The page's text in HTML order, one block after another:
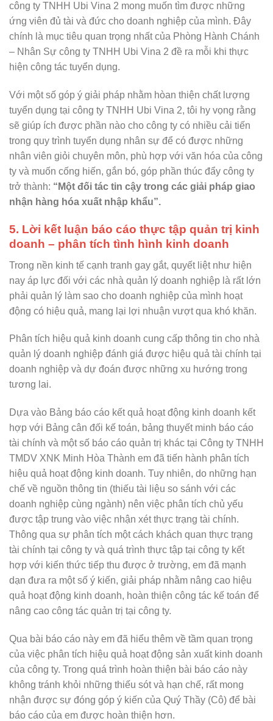
công ty TNHH Ubi Vina 2 mong muốn tìm được những
ứng viên đủ tài và đức cho doanh nghiệp của mình. Đây
chính là mục tiêu quan trọng nhất của Phòng Hành Chánh
– Nhân Sự công ty TNHH Ubi Vina 2 đề ra mỗi khi thực
hiện công tác tuyển dụng.
Với một số góp ý giải pháp nhằm hòan thiện chất lượng
tuyển dụng tại công ty TNHH Ubi Vina 2, tôi hy vọng rằng
sẽ giúp ích được phần nào cho công ty có nhiều cải tiến
trong quy trình tuyển dụng nhân sự để có được những
nhân viên giỏi chuyên môn, phù hợp với văn hóa của công
ty và muốn cống hiến, gắn bó, góp phần thúc đẩy công ty
trở thành: “Một đối tác tin cậy trong các giải pháp giao
nhận hàng hóa xuất nhập khẩu”.
5. Lời kết luận báo cáo thực tập quản trị kinh
doanh – phân tích tình hình kinh doanh
Trong nền kinh tế cạnh tranh gay gắt, quyết liệt như hiện
nay áp lực đối với các nhà quản lý doanh nghiệp là rất lớn
phải quản lý làm sao cho doanh nghiệp của mình hoạt
động có hiệu quả, mang lại lợi nhuận vượt qua khó khăn.
Phân tích hiệu quả kinh doanh cung cấp thông tin cho nhà
quản lý doanh nghiệp đánh giá được hiệu quả tài chính tại
doanh nghiệp và dự đoán được những xu hướng trong
tương lai.
Dựa vào Bảng báo cáo kết quả hoạt động kinh doanh kết
hợp với Bảng cân đối kế toán, bảng thuyết minh báo cáo
tài chính và một số báo cáo quản trị khác tại Công ty TNHH
TMDV XNK Minh Hòa Thành em đã tiến hành phân tích
hiệu quả hoạt động kinh doanh. Tuy nhiên, do những hạn
chế về nguồn thông tin (thiếu tài liệu so sánh với các
doanh nghiệp cùng ngành) nên việc phân tích chủ yếu
được tập trung vào việc nhận xét thực trạng tài chính.
Thông qua sự phân tích một cách khách quan thực trạng
tài chính tại công ty và quá trình thực tập tại công ty kết
hợp với kiến thức tiếp thu được ở trường, em đã mạnh
dạn đưa ra một số ý kiến, giải pháp nhằm nâng cao hiệu
quả hoạt động kinh doanh, hoàn thiện công tác kế toán để
nâng cao công tác quản trị tại công ty.
Qua bài báo cáo này em đã hiểu thêm về tầm quan trọng
của việc phân tích hiệu quả hoạt động sản xuất kinh doanh
của công ty. Trong quá trình hoàn thiện bài báo cáo này
không tránh khỏi những thiếu sót và hạn chế, rất mong
nhận được sự đóng góp ý kiến của Quý Thầy (Cô) để bài
báo cáo của em được hoàn thiện hơn.